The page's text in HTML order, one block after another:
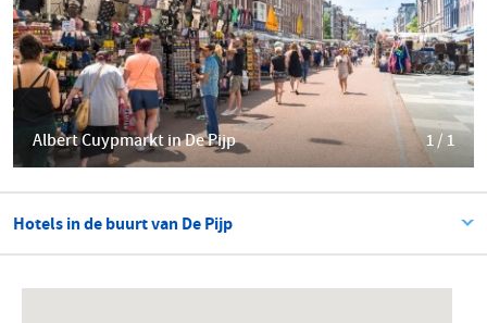
Albert Cuypmarkt in De Pijp 1 / 1
Hotels in de buurt van De Pijp